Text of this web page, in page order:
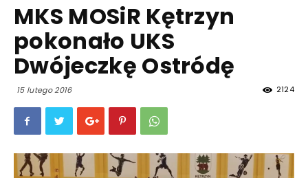
MKS MOSiR Kętrzyn
pokonało UKS
Dwójeczkę Ostródę
15 lutego 2016 2124